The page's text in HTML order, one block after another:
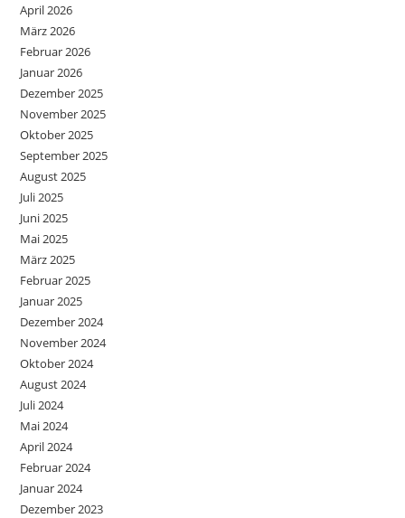
April 2026
März 2026
Februar 2026
Januar 2026
Dezember 2025
November 2025
Oktober 2025
September 2025
August 2025
Juli 2025
Juni 2025
Mai 2025
März 2025
Februar 2025
Januar 2025
Dezember 2024
November 2024
Oktober 2024
August 2024
Juli 2024
Mai 2024
April 2024
Februar 2024
Januar 2024
Dezember 2023